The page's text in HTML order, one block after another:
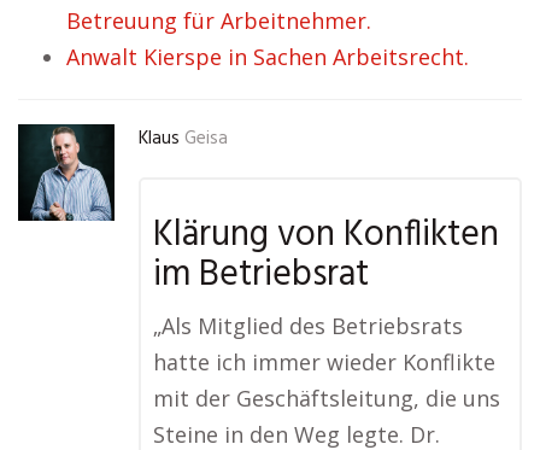
Betreuung für Arbeitnehmer.
Anwalt Kierspe in Sachen Arbeitsrecht.
Klaus Geisa
Klärung von Konflikten
im Betriebsrat
„Als Mitglied des Betriebsrats
hatte ich immer wieder Konflikte
mit der Geschäftsleitung, die uns
Steine in den Weg legte. Dr.